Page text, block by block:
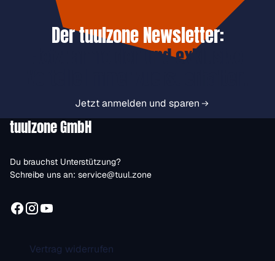
Der tuulzone Newsletter:
Jetzt anmelden und exklusive
Jetzt anmelden und sparen
tuulzone GmbH
Du brauchst Unterstützung?
Schreibe uns an: service@tuul.zone
Vertrag widerrufen